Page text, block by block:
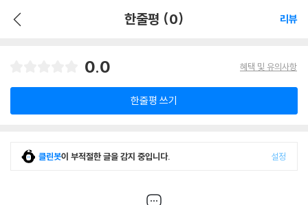
한줄평 (0) 리뷰
0.0 혜택 및 유의사항
한줄평 쓰기
클린봇이 부적절한 글을 감지 중입니다. 설정